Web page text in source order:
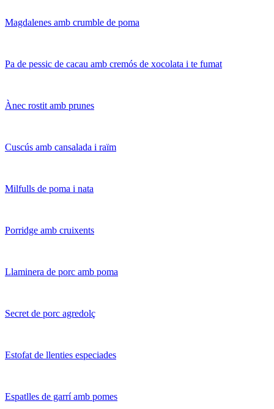
Magdalenes amb crumble de poma
Pa de pessic de cacau amb cremós de xocolata i te fumat
Ànec rostit amb prunes
Cuscús amb cansalada i raïm
Milfulls de poma i nata
Porridge amb cruixents
Llaminera de porc amb poma
Secret de porc agredolç
Estofat de llenties especiades
Espatlles de garrí amb pomes